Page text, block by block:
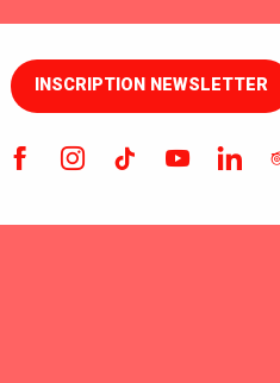
INSCRIPTION NEWSLETTER